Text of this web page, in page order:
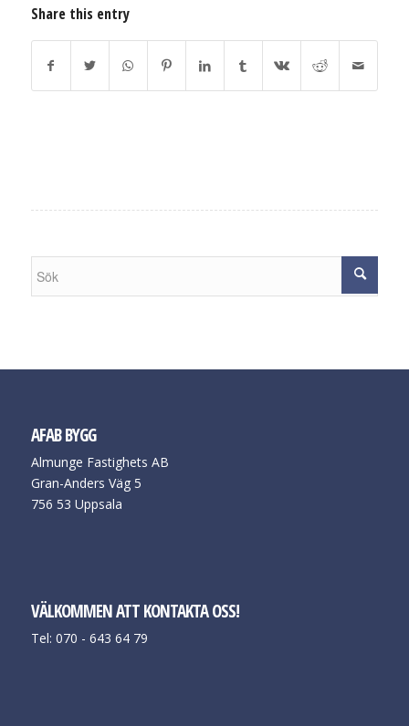
Share this entry
AFAB BYGG
Almunge Fastighets AB
Gran-Anders Väg 5
756 53 Uppsala
VÄLKOMMEN ATT KONTAKTA OSS!
Tel: 070 - 643 64 79